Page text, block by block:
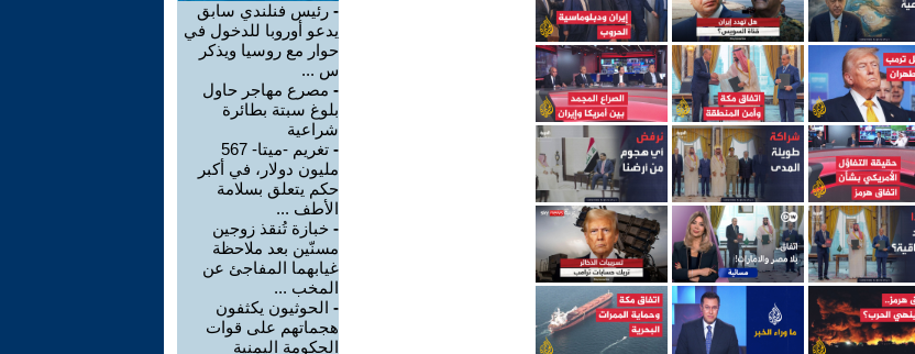
- رئيس فنلندي سابق
يدعو أوروبا للدخول في
حوار مع روسيا ويذكر
س ...
- مصرع مهاجر حاول
بلوغ سبتة بطائرة
شراعية
-
تغريم -ميتا- 567
مليون دولار، في أكبر
حكم يتعلق بسلامة
الأطف ...
- خبازة تُنقذ زوجين
مسنّين بعد ملاحظة
غيابهما المفاجئ عن
المخب ...
- الحوثيون يكثفون
هجماتهم على قوات
الحكومة اليمنية